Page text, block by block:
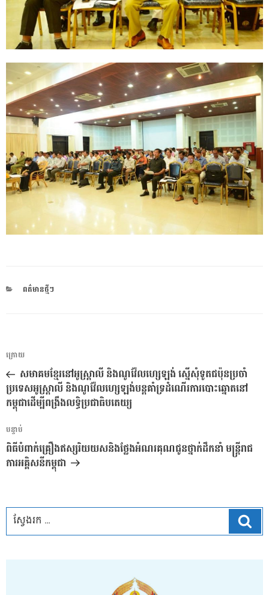
CATEGORIES
ពត៌មានថ្មីៗ
ការ​
នាំទិស​
ប្រកាស
អត្ថបទ
មុន
ក្រោយ
សមាគមខ្មែរនៅអូស្ត្រាលី និងណូវ៉ែលហ្សេឡង់ ស្នើសុំទូតជប៉ុនប្រចាំ
ប្រទេសអូស្រ្តាលី និងណូវ៉ែលហ្សេឡង់បន្តគាំទ្រដំណើរការបោះឆ្នោតនៅ
កម្ពុជាដើម្បីពង្រឹងលទ្ធិប្រជាធិបតេយ្យ
អត្ថបទ
បន្ទាប់
បន្ទាប់
ពិធីបំពាក់គ្រឿងឥស្សរិយយសនិងថ្លែងអំណរគុណជូនថ្នាក់ដឹកនាំ មន្រ្តីរាជ
ការអគ្គិសនីកម្ពុជា